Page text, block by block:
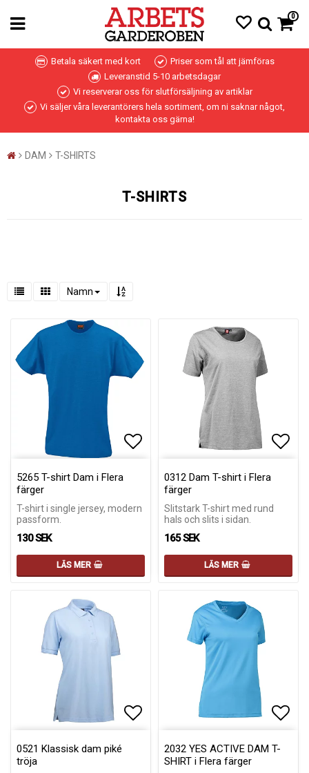
0
Betala säkert med kort
Priser som tål att jämföras
Leveranstid 5-10 arbetsdagar
Vi reserverar oss för slutförsäljning av artiklar
Vi säljer våra leverantörers hela sortiment, om ni saknar något,
kontakta oss gärna!
DAM T-SHIRTS
T-SHIRTS
Namn
5265 T-shirt Dam i Flera
färger
T-shirt i single jersey, modern
passform.
130 SEK
LÄS MER
0312 Dam T-shirt i Flera
färger
Slitstark T-shirt med rund
hals och slits i sidan.
165 SEK
LÄS MER
0521 Klassisk dam piké
tröja
2032 YES ACTIVE DAM T-
SHIRT i Flera färger